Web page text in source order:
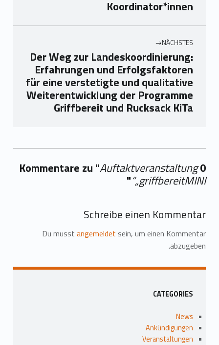
0 Kommentare zu "
Auftaktveranstaltung
„griffbereitMINI“
"
Schreibe einen Kommentar
Du musstangemeldet sein, um einen Kommentar
abzugeben.
Koordinator*innen
NÄCHSTES
Der Weg zur Landeskoordinierung:
Erfahrungen und Erfolgsfaktoren
für eine verstetigte und qualitative
Weiterentwicklung der Programme
Griffbereit und Rucksack KiTa
Seitenleiste
CATEGORIES
News
Ankündigungen
Veranstaltungen